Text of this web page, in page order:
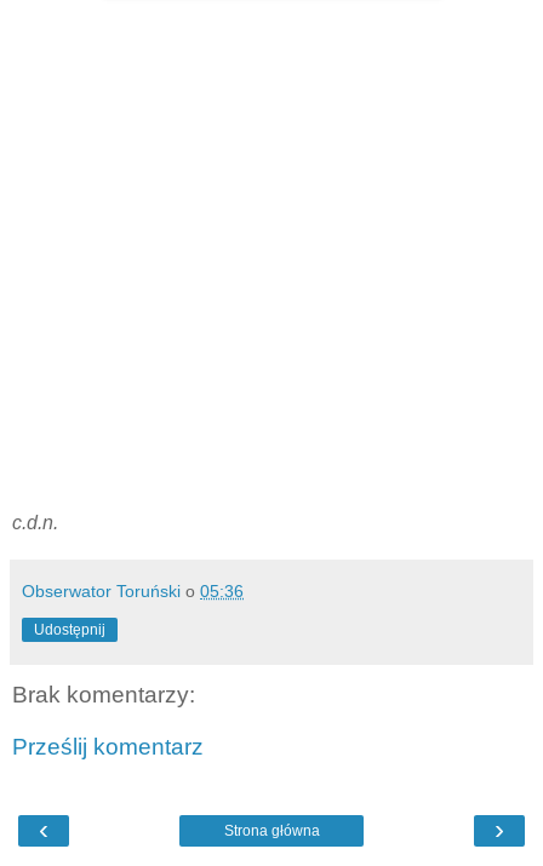
c.d.n.
Obserwator Toruński o 05:36
Udostępnij
Brak komentarzy:
Prześlij komentarz
‹ ›
Strona główna